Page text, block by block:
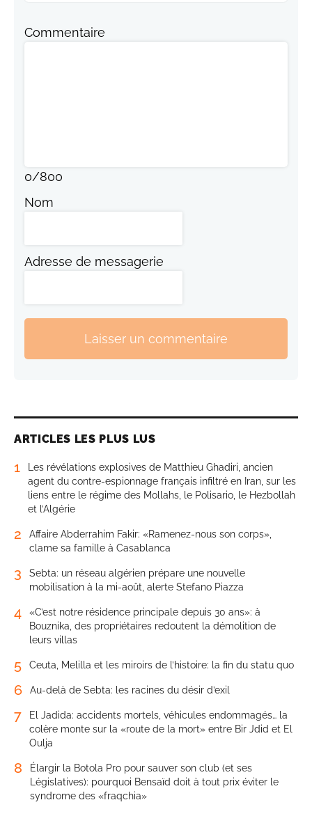
Commentaire
0/800
Nom
Adresse de messagerie
Laisser un commentaire
ARTICLES LES PLUS LUS
1
Les révélations explosives de Matthieu Ghadiri, ancien
agent du contre-espionnage français infiltré en Iran, sur les
liens entre le régime des Mollahs, le Polisario, le Hezbollah
et l’Algérie
2
Affaire Abderrahim Fakir: «Ramenez-nous son corps»,
clame sa famille à Casablanca
3
Sebta: un réseau algérien prépare une nouvelle
mobilisation à la mi-août, alerte Stefano Piazza
4
«C’est notre résidence principale depuis 30 ans»: à
Bouznika, des propriétaires redoutent la démolition de
leurs villas
5 Ceuta, Melilla et les miroirs de l’histoire: la fin du statu quo
6 Au-delà de Sebta: les racines du désir d’exil
7
El Jadida: accidents mortels, véhicules endommagés… la
colère monte sur la «route de la mort» entre Bir Jdid et El
Oulja
8
Élargir la Botola Pro pour sauver son club (et ses
Législatives): pourquoi Bensaïd doit à tout prix éviter le
syndrome des «fraqchia»